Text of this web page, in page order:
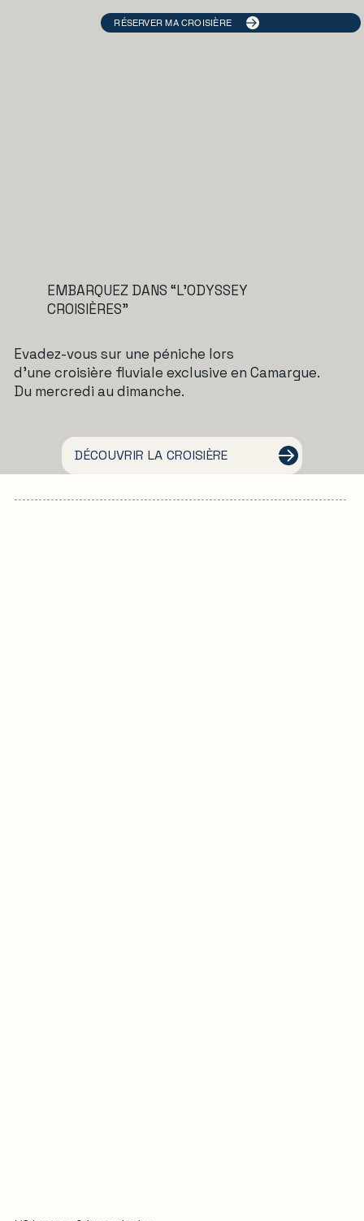
RÉSERVER MA CROISIÈRE
DÉCOUVRIR LA CROISIÈRE
Evadez-vous sur une péniche lors
d'une croisière fluviale exclusive en Camargue.
Du mercredi au dimanche.
EMBARQUEZ DANS “L'ODYSSEY
CROISIÈRES”